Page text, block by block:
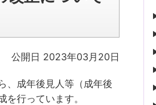
公開日 2023年03月20日
、成年後見人等（成年後
行っています。